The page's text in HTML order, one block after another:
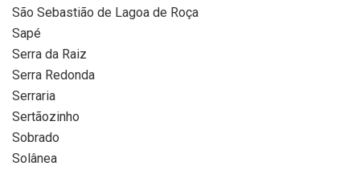
São Sebastião de Lagoa de Roça
Sapé
Serra da Raiz
Serra Redonda
Serraria
Sertãozinho
Sobrado
Solânea